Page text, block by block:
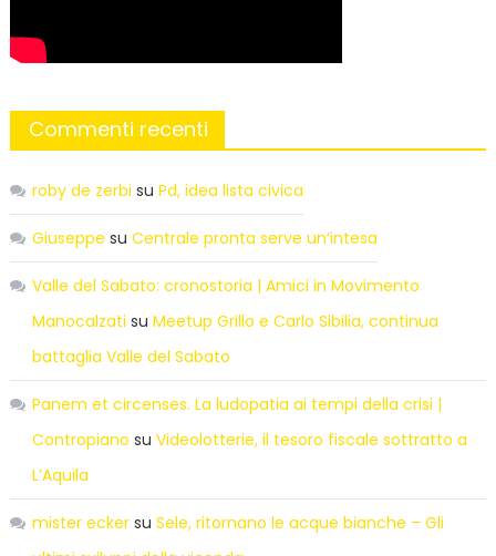
Commenti recenti
roby de zerbi su Pd, idea lista civica
Giuseppe su Centrale pronta serve un’intesa
Valle del Sabato: cronostoria | Amici in Movimento
Manocalzati su Meetup Grillo e Carlo Sibilia, continua
battaglia Valle del Sabato
Panem et circenses. La ludopatia ai tempi della crisi |
Contropiano su Videolotterie, il tesoro fiscale sottratto a
L’Aquila
mister eckersu Sele, ritornano le acque bianche – Gli